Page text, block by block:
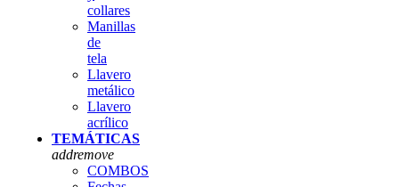
collares
Manillas
de
tela
Llavero
metálico
Llavero
acrílico
TEMÁTICAS
addremove
COMBOS